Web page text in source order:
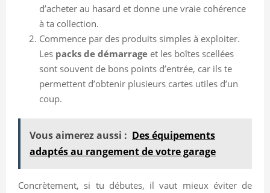
d’acheter au hasard et donne une vraie cohérence
à ta collection.
Commence par des produits simples à exploiter.
Les packs de démarrage et les boîtes scellées
sont souvent de bons points d’entrée, car ils te
permettent d’obtenir plusieurs cartes utiles d’un
coup.
Vous aimerez aussi : Des équipements
adaptés au rangement de votre garage
Concrètement, si tu débutes, il vaut mieux éviter de